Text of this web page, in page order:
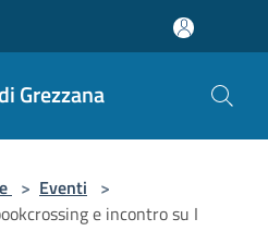
Grezzana
> Eventi >
e incontro su I